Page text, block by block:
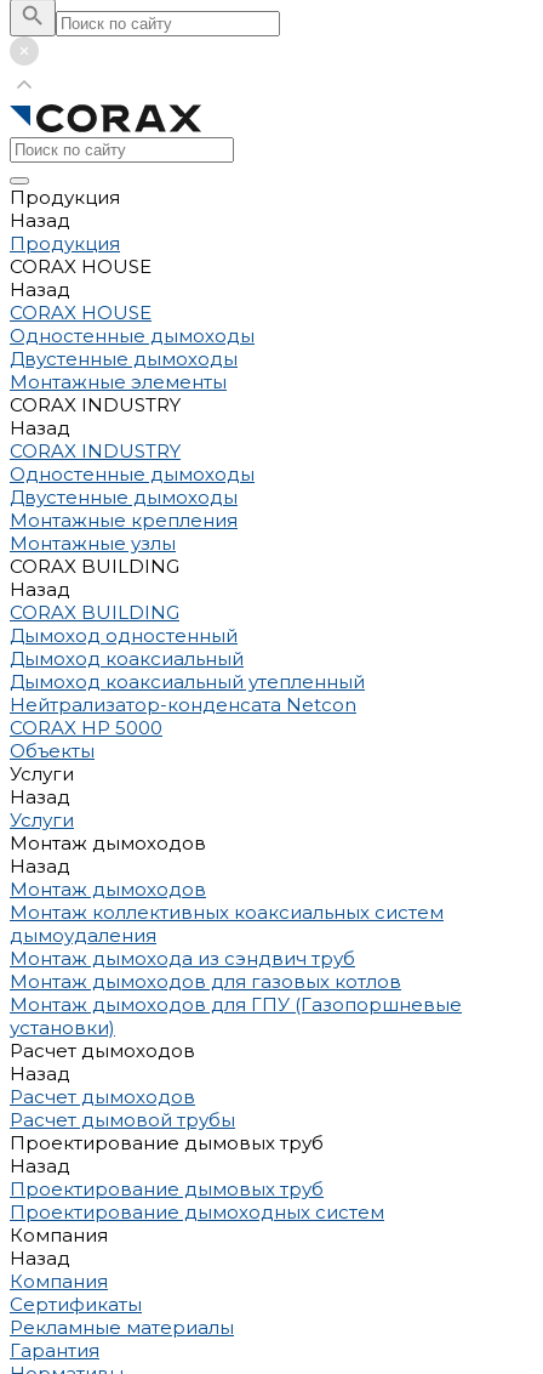
Продукция
Назад
Продукция
CORAX HOUSE
Назад
CORAX HOUSE
Одностенные дымоходы
Двустенные дымоходы
Монтажные элементы
CORAX INDUSTRY
Назад
CORAX INDUSTRY
Одностенные дымоходы
Двустенные дымоходы
Монтажные крепления
Монтажные узлы
CORAX BUILDING
Назад
CORAX BUILDING
Дымоход одностенный
Дымоход коаксиальный
Дымоход коаксиальный утепленный
Нейтрализатор-конденсата Netcon
CORAX HP 5000
Объекты
Услуги
Назад
Услуги
Монтаж дымоходов
Назад
Монтаж дымоходов
Монтаж коллективных коаксиальных систем
дымоудаления
Монтаж дымохода из сэндвич труб
Монтаж дымоходов для газовых котлов
Монтаж дымоходов для ГПУ (Газопоршневые
установки)
Расчет дымоходов
Назад
Расчет дымоходов
Расчет дымовой трубы
Проектирование дымовых труб
Назад
Проектирование дымовых труб
Проектирование дымоходных систем
Компания
Назад
Компания
Сертификаты
Рекламные материалы
Гарантия